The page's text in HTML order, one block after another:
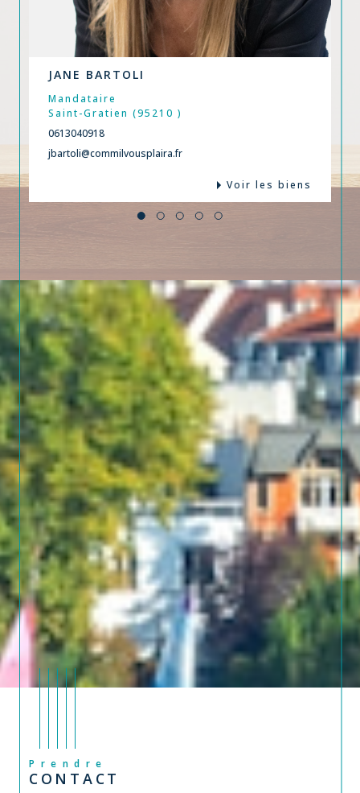
Mandataire
Saint-Gratien (95210 )
0613040918
Voir les biens
Prendre